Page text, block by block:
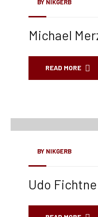
BY NIKGERB
Michael
READ MORE
BY NIKGERB
Udo